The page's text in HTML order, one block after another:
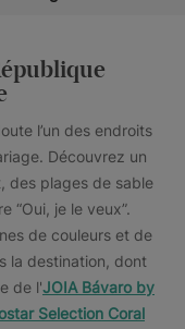
l’un des endroits
Découvrez un
des plages de sable
“Oui, je le veux”.
de couleurs et de
la destination, dont
de l'JOIA Bávaro by
Selection Coral